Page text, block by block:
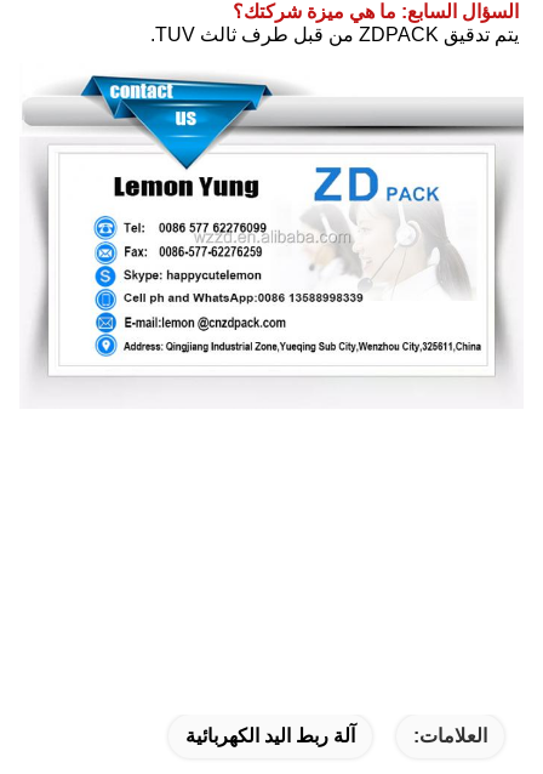
السؤال السابع: ما هي ميزة شركتك؟
يتم تدقيق ZDPACK من قبل طرف ثالث TUV.
العلامات: آلة ربط اليد الكهربائية